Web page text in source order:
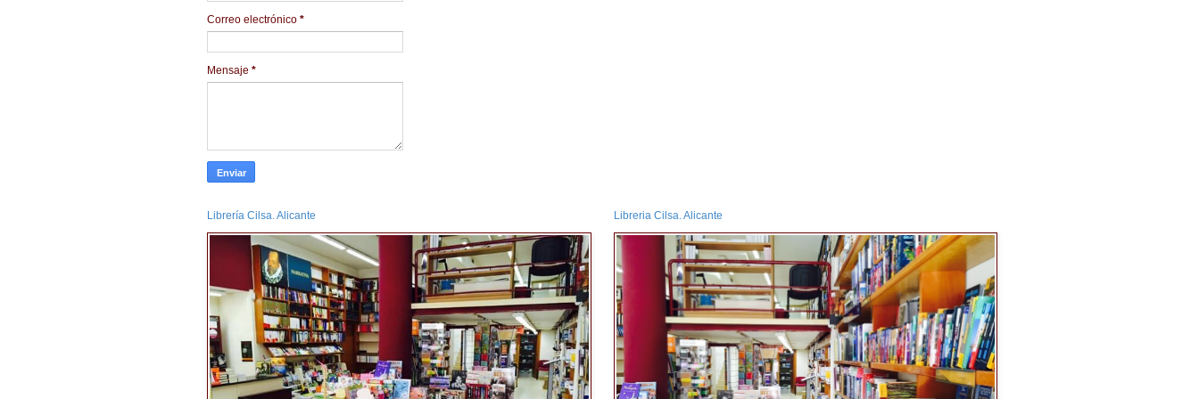
Correo electrónico *
Mensaje *
Librería Cilsa. Alicante Libreria Cilsa. Alicante